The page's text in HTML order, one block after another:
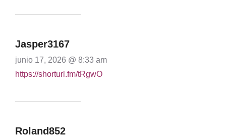
Jasper3167
junio 17, 2026 @ 8:33 am
https://shorturl.fm/tRgwO
Roland852